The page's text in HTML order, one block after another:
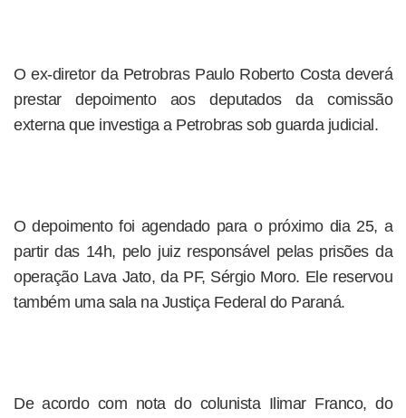
O ex-diretor da Petrobras Paulo Roberto Costa deverá
prestar depoimento aos deputados da comissão
externa que investiga a Petrobras sob guarda judicial.
O depoimento foi agendado para o próximo dia 25, a
partir das 14h, pelo juiz responsável pelas prisões da
operação Lava Jato, da PF, Sérgio Moro. Ele reservou
também uma sala na Justiça Federal do Paraná.
De acordo com nota do colunista Ilimar Franco, do